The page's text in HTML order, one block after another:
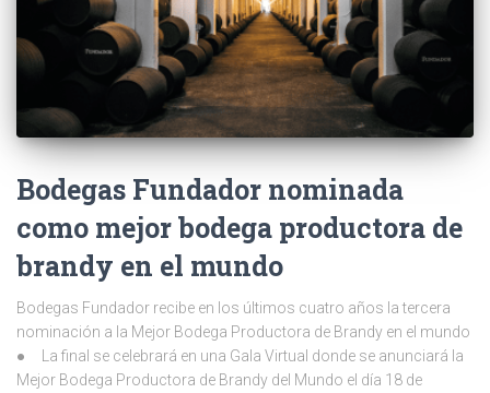
Bodegas Fundador nominada
como mejor bodega productora de
brandy en el mundo
Bodegas Fundador recibe en los últimos cuatro años la tercera
nominación a la Mejor Bodega Productora de Brandy en el mundo
● La final se celebrará en una Gala Virtual donde se anunciará la
Mejor Bodega Productora de Brandy del Mundo el día 18 de